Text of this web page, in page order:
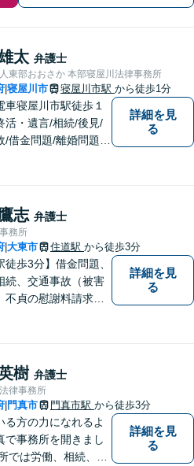
太 弁護士
東部おおさか 本部寝屋川法律事務所
寝屋川市 寝屋川市駅 から徒歩1分
車寝屋川市駅徒歩１
活・遺言/相続/後見/
/借金問題/離婚問題等
大切にして、さまざ
の解決に向けてサポ
ていただきます。
詳細を見
る
志 弁護士
務所
大東市 住道駅 から徒歩3分
徒歩3分】借金問題、
続、交通事故（被害
不貞の慰謝料請求は
明を心がけておりま
軽にご相談くださ
詳細を見
る
樹 弁護士
律事務所
門真市 門真市駅 から徒歩3分
る方の力になれるよ
で事務所を開きまし
では労働、相続、離
詳細を見
る